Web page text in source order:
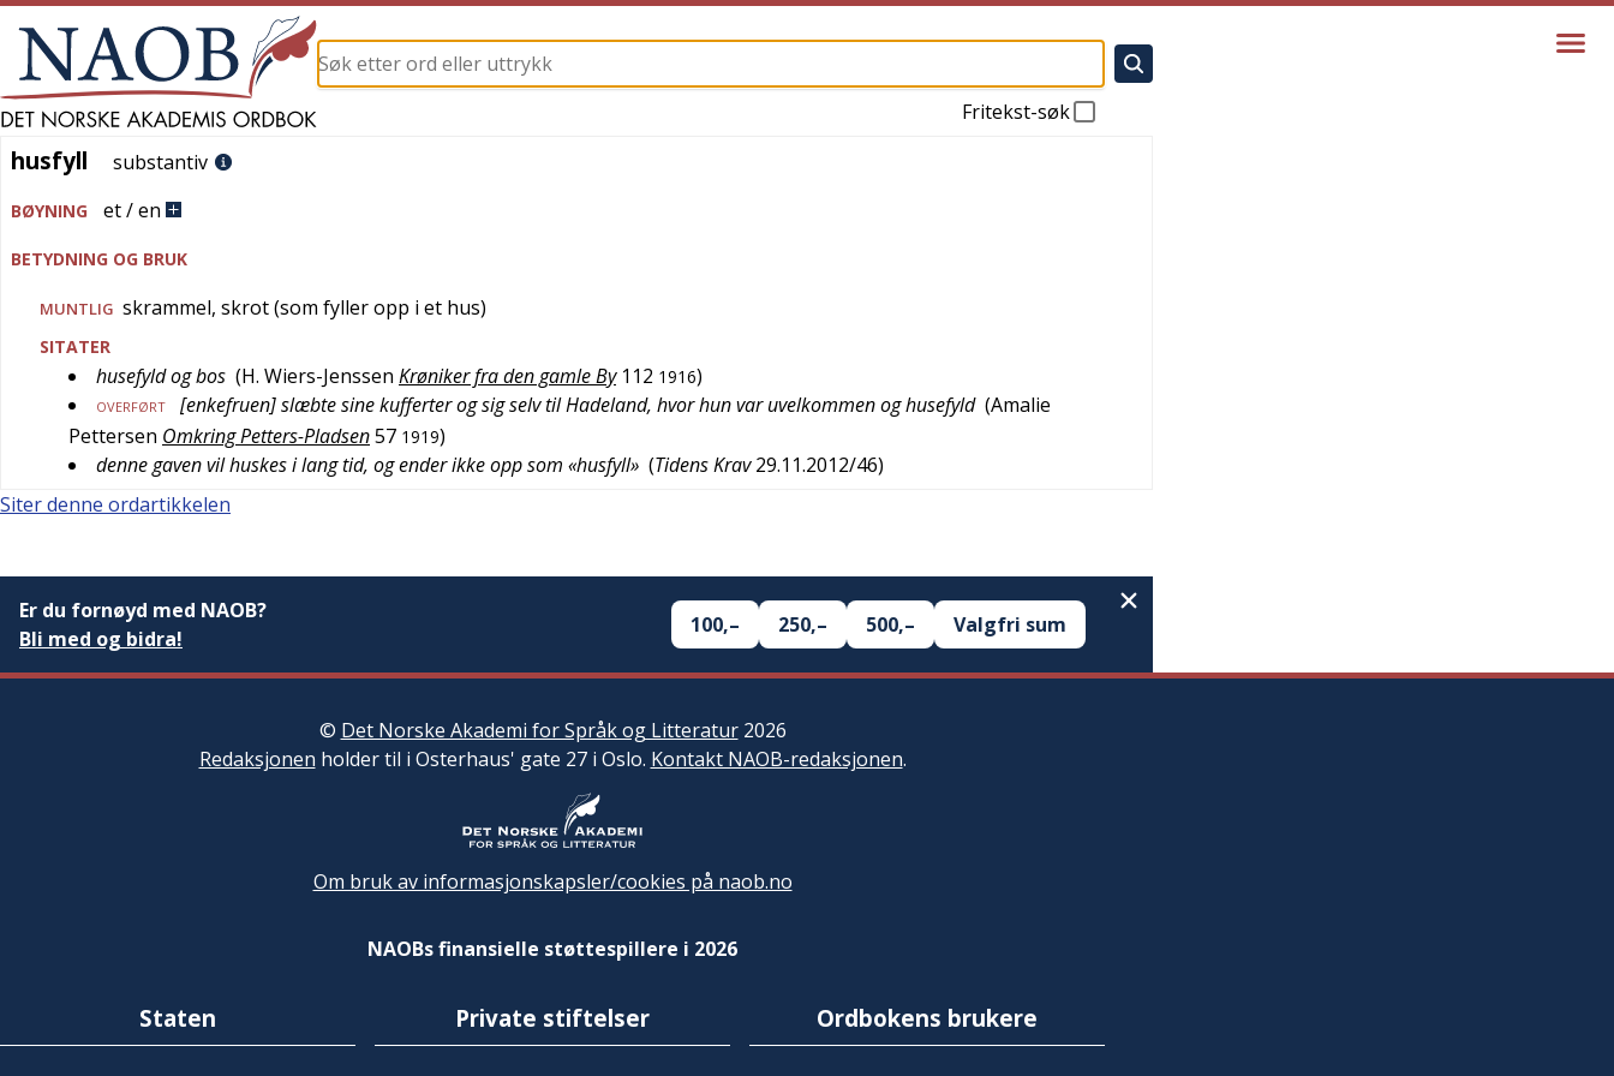
Fritekst-søk
husfyll
husfyll substantiv
BØYNING et / en
BETYDNING OG BRUK
MUNTLIG skrammel, skrot (som fyller opp i et hus)
SITATER
husefyld og bos (H. Wiers-Jenssen Krøniker fra den gamle By 112 1916)
OVERFØRT [enkefruen] slæbte sine kufferter og sig selv til Hadeland, hvor hun var uvelkommen og husefyld (Amalie
Pettersen Omkring Petters-Pladsen57 1919)
denne gaven vil huskes i lang tid, og ender ikke opp som «husfyll» (Tidens Krav 29.11.2012/46)
Siter denne ordartikkelen
Er du fornøyd med NAOB?
Bli med og bidra!
100,– 250,– 500,– Valgfri sum
© Det Norske Akademi for Språk og Litteratur2026
Redaksjonen holder til i Osterhaus' gate 27 i Oslo. Kontakt NAOB-redaksjonen.
Om bruk av informasjonskapsler/cookies på naob.no
NAOBs finansielle støttespillere i 2026
Staten Private stiftelser Ordbokens brukere